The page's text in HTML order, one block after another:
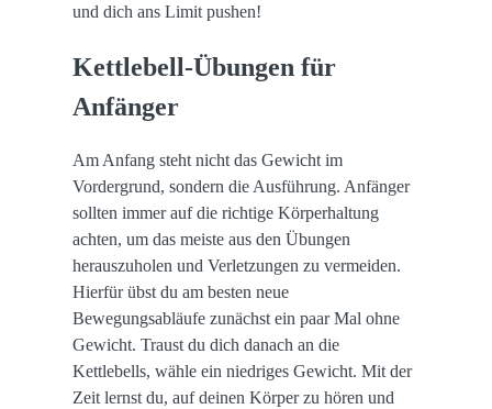
und dich ans Limit pushen!
Kettlebell-Übungen für
Anfänger
Am Anfang steht nicht das Gewicht im
Vordergrund, sondern die Ausführung. Anfänger
sollten immer auf die richtige Körperhaltung
achten, um das meiste aus den Übungen
herauszuholen und Verletzungen zu vermeiden.
Hierfür übst du am besten neue
Bewegungsabläufe zunächst ein paar Mal ohne
Gewicht. Traust du dich danach an die
Kettlebells, wähle ein niedriges Gewicht. Mit der
Zeit lernst du, auf deinen Körper zu hören und